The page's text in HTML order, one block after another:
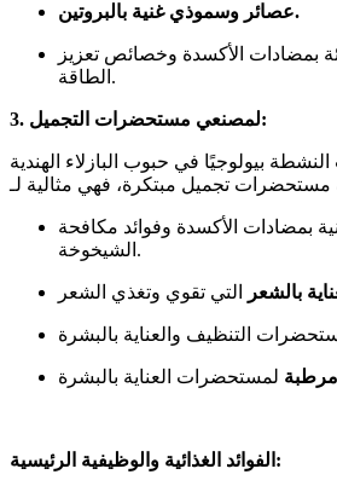
عصائر وسموذي غنية بالبروتين.
بمضادات الأكسدة وخصائص تعزيز
الطاقة.
3. لمصنعي مستحضرات التجميل:
بيولوجيًا في حبوب البازلاء الهندية
بمضادات الأكسدة وفوائد مكافحة
الشيخوخة.
بالشعر
الفوائد الغذائية والوظيفية الرئيسية: